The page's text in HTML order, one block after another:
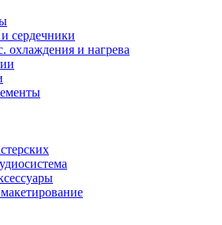
сердечники
охлаждения и нагрева